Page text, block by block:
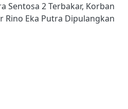
Sentosa 2 Terbakar, Korban
Rino Eka Putra Dipulangkan